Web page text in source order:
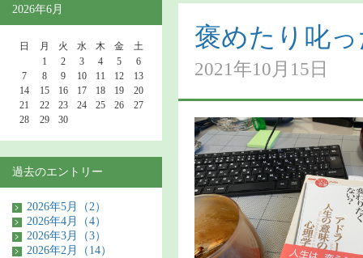
褒めたり叱
2021年10月15日
2026年6月
日 月 火 水 木 金
土
1
2 3 4 5
6
7
8 9 10 11 12
13
14
15 16 17 18 19
20
21
22 23 24 25 26
27
28
29 30
過去のエントリー
2026年5月（2）
2026年4月（4）
2026年3月（3）
2026年2月（14）